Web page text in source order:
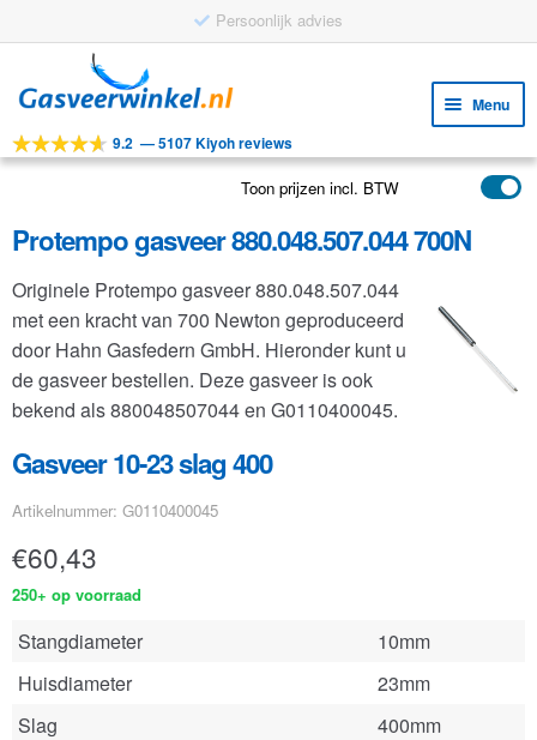
Persoonlijk advies
door
navigatie
naar
inhoud
Menu
Tools
Toepassingen
Klantenservice
FAQ
9.2 —5107 Kiyoh reviews
Toon prijzen incl. BTW
Protempo gasveer 880.048.507.044 700N
Originele Protempo gasveer 880.048.507.044
met een kracht van 700 Newton geproduceerd
door Hahn Gasfedern GmbH. Hieronder kunt u
de gasveer bestellen. Deze gasveer is ook
bekend als 880048507044 en G0110400045.
Gasveer 10-23 slag 400
Artikelnummer: G0110400045
€60,43
250+ op voorraad
Stangdiameter
10mm
Huisdiameter
23mm
Slag
400mm